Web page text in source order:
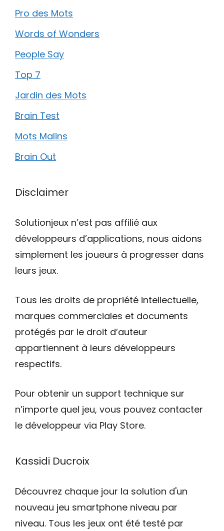
Pro des Mots
Words of Wonders
People Say
Top 7
Jardin des Mots
Brain Test
Mots Malins
Brain Out
Disclaimer
Solutionjeux n’est pas affilié aux
développeurs d’applications, nous aidons
simplement les joueurs à progresser dans
leurs jeux.
Tous les droits de propriété intellectuelle,
marques commerciales et documents
protégés par le droit d’auteur
appartiennent à leurs développeurs
respectifs.
Pour obtenir un support technique sur
n’importe quel jeu, vous pouvez contacter
le développeur via Play Store.
Kassidi Ducroix
Découvrez chaque jour la solution d'un
nouveau jeu smartphone niveau par
niveau. Tous les jeux ont été testé par